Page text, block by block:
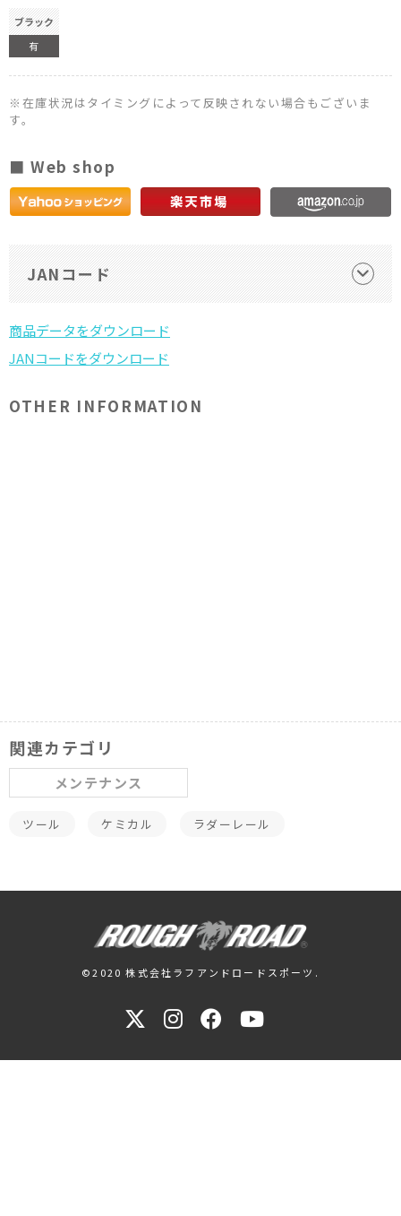
ブラック
有
※在庫状況はタイミングによって反映されない場合もございま
す。
■ Web shop
JANコード
OTHER INFORMATION
関連カテゴリ
メンテナンス
ツール ケミカル ラダーレール
©2020 株式会社ラフアンドロードスポーツ.